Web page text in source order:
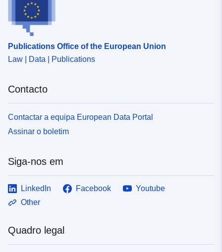
Publications Office of the European Union
Law | Data | Publications
Contacto
Contactar a equipa European Data Portal
Assinar o boletim
Siga-nos em
LinkedIn Facebook
Youtube
Other
Quadro legal